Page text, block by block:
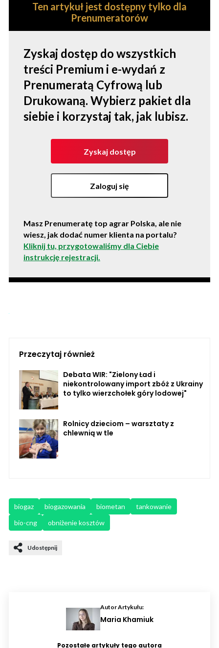
Ten artykuł jest dostępny tylko dla
Prenumeratorów
Zyskaj dostęp do wszystkich
treści Premium i e-wydań z
Prenumeratą Cyfrową lub
Drukowaną. Wybierz pakiet dla
siebie i korzystaj tak, jak lubisz.
Zyskaj dostęp
Zaloguj się
Masz Prenumeratę top agrar Polska, ale nie
wiesz, jak dodać numer klienta na portalu?
Kliknij tu, przygotowaliśmy dla Ciebie
instrukcję rejestracji.
Przeczytaj również
Debata WIR: "Zielony Ład i
niekontrolowany import zbóż z Ukrainy
to tylko wierzchołek góry lodowej"
Rolnicy dzieciom – warsztaty z
chlewnią w tle
biogaz biogazowania biometan
tankowanie
bio-cng
obniżenie kosztów
Udostępnij
Autor Artykułu:
Maria Khamiuk
Pozostałe artykuły tego autora